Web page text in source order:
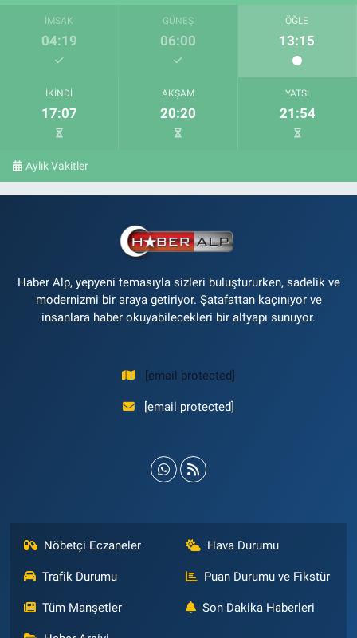
İMSAK
04:19
GÜNEŞ
06:00
ÖĞLE
13:15
İKINDI
17:07
AKŞAM
20:20
YATSI
21:54
Aylık Vakitler
Haber Alp, yepyeni temasıyla sizleri buluştururken, sadelik ve
modernizmi bir araya getiriyor. Şatafattan kaçınıyor ve
insanlara haber okuyabilecekleri bir altyapı sunuyor.
[email protected]
[email protected]
Nöbetçi Eczaneler Hava Durumu
Trafik Durumu Puan Durumu ve Fikstür
Tüm Manşetler Son Dakika Haberleri